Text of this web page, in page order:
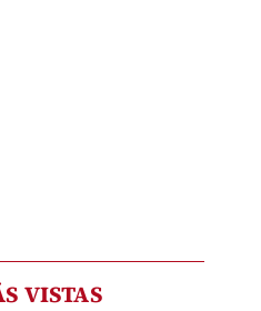
VISTAS